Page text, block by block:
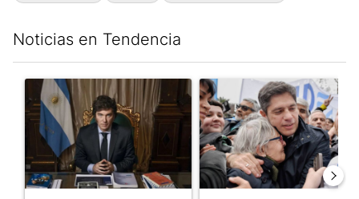
Noticias en Tendencia
Un artículo de tendencia con el título "Milei, listo para 'atajar'
Un artículo de tendencia con